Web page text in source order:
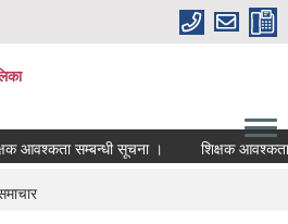
आवश्कता सम्बन्धी सूचना । शिक्षक आवश्कता